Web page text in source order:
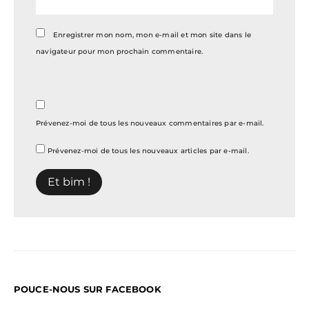
Enregistrer mon nom, mon e-mail et mon site dans le
navigateur pour mon prochain commentaire.
Prévenez-moi de tous les nouveaux commentaires par e-mail.
Prévenez-moi de tous les nouveaux articles par e-mail.
POUCE-NOUS SUR FACEBOOK